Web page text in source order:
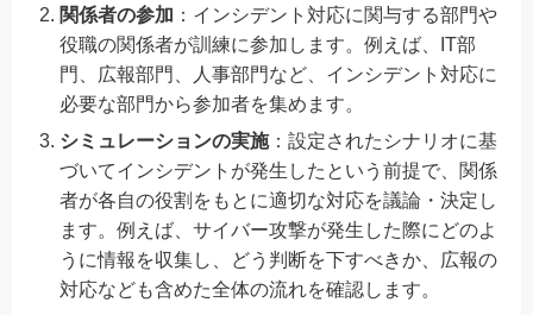
関係者の参加 ：インシデント対応に関与する部門や
役職の関係者が訓練に参加します。例えば、IT部
門、広報部門、人事部門など、インシデント対応に
必要な部門から参加者を集めます。
シミュレーションの実施：設定されたシナリオに基
づいてインシデントが発生したという前提で、関係
者が各自の役割をもとに適切な対応を議論・決定し
ます。例えば、サイバー攻撃が発生した際にどのよ
うに情報を収集し、どう判断を下すべきか、広報の
対応なども含めた全体の流れを確認します。